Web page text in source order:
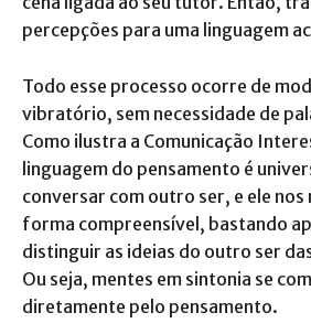
percepções para uma linguagem
Todo esse processo ocorre de
vibratório, sem necessidade de
Como ilustra a Comunicação
linguagem do pensamento é
conversar com outro ser, e ele
forma compreensível, bastando
distinguir as ideias do outro ser
Ou seja, mentes em sintonia se
diretamente pelo pensamento.